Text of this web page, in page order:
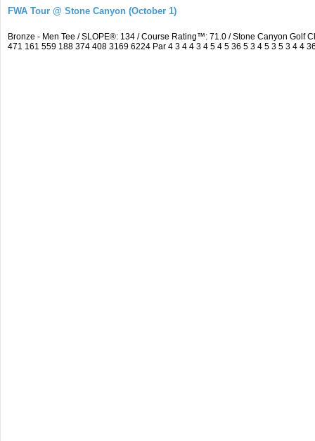
FWA Tour @ Stone Canyon (October 1)
Bronze - Men Tee / SLOPE®: 134 / Course Rating™: 71.0 / Stone Canyon Golf
471 161 559 188 374 408 3169 6224 Par 4 3 4 4 3 4 5 4 5 36 5 3 4 5 3 5 3 4 4